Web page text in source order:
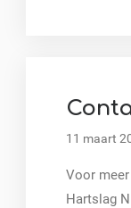
11 maart
Voor
Hartslag